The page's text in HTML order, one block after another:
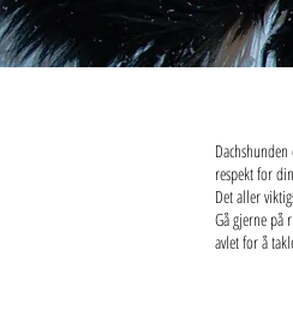
respekt for
Det aller
Gå gjerne på
avlet for å